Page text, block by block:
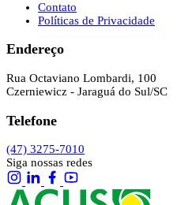
Contato
Políticas de Privacidade
Endereço
Rua Octaviano Lombardi, 100
Czerniewicz - Jaraguá do Sul/SC
Telefone
(47) 3275-7010
Siga nossas redes